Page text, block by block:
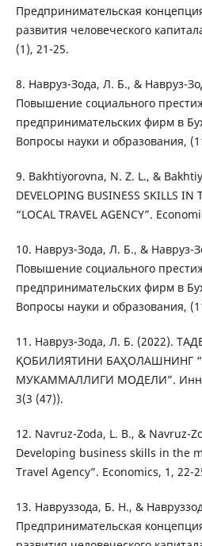
Предпринимательская
развития человеческого
(1), 21-25.
8. Навруз-Зода, Л. Б., & Навруз-
Повышение социального
предпринимательских фирм в
Вопросы науки и образования,
9. Bakhtiyorovna, N. Z. L., &
DEVELOPING BUSINESS SKILLS IN
“LOCAL TRAVEL AGENCY”.
10. Навруз-Зода, Л. Б., & Навруз-
Повышение социального
предпринимательских фирм в
Вопросы науки и образования,
11. Навруз-Зода, Л. Б. (2022).
ҚОБИЛИЯТИНИ БАҲОЛАШНИНГ
МУКАММАЛЛИГИ МОДЕЛИ”.
3(3 (47)).
12. Navruz-Zoda, L. B., & Navruz-
Developing business skills in the
Travel Agency”. Economics, 1, 22-
13. Навруззода, Б. Н., &
Предпринимательская